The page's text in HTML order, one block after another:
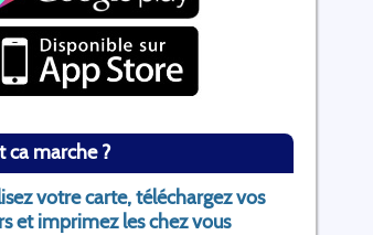
ca marche ?
votre carte, téléchargez vos
et imprimez les chez vous